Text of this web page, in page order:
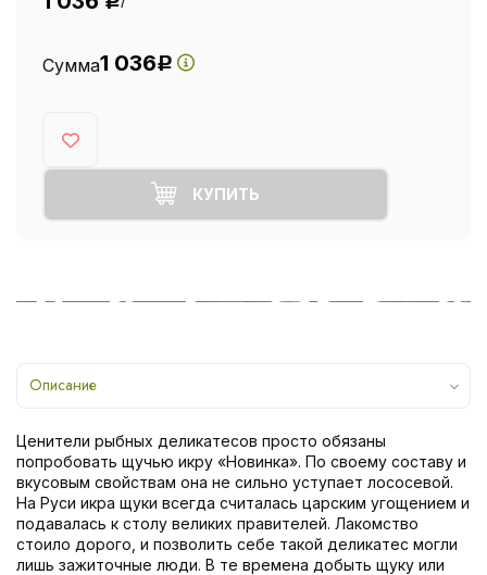
Сумма1 036Р
КУПИТЬ
Описание
Ценители рыбных деликатесов просто обязаны
попробовать щучью икру «Новинка». По своему составу и
вкусовым свойствам она не сильно уступает лососевой.
На Руси икра щуки всегда считалась царским угощением и
подавалась к столу великих правителей. Лакомство
стоило дорого, и позволить себе такой деликатес могли
лишь зажиточные люди. В те времена добыть щуку или